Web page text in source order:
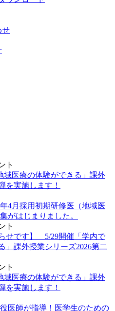
せ
ト
域医療の体験ができる」課外
を実施します！
4月採用初期研修医（地域医
がはじまりました。
ト
せです】 5/29開催「学内で
」課外授業シリーズ2026第二
ト
域医療の体験ができる」課外
を実施します！
役医師が指導！医学生のための